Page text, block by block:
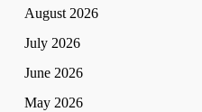
August 2026
July 2026
June 2026
May 2026